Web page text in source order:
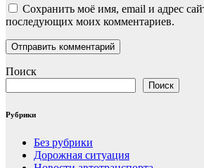
Сохранить моё имя, email и адрес
последующих моих комментариев.
Поиск
Поиск
Рубрики
Без рубрики
Дорожная ситуация